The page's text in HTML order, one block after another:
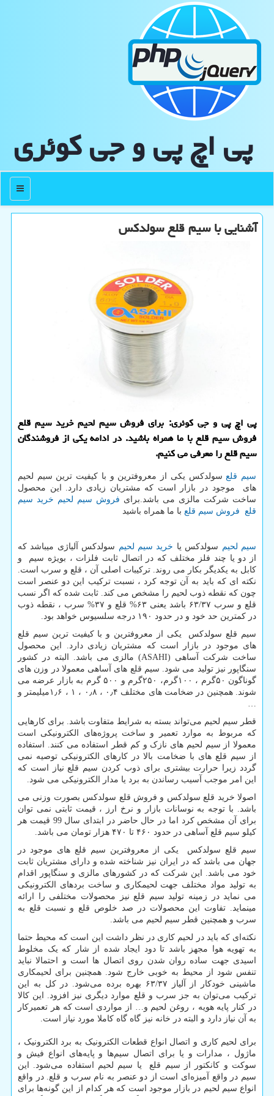
پی اچ پی و جی كوئری
منو
آشنایی با سیم قلع سولدكس
پی اچ پی و جی كوئری: برای فروش سیم لحیم خرید سیم قلع
فروش سیم قلع با ما همراه باشید. در ادامه یكی از فروشندگان
سیم قلع را معرفی می كنیم.
سیم قلعسولدکس یكی از معروفترین و با كیفیت ترین سیم لحیم
های موجود در بازار است كه مشتریان زیادی دارد. این محصول
ساخت شركت مالزی می باشد.برای فروش سیم لحیم خرید سیم
قلع فروش سیم قلع با ما همراه باشید
سیم لحیم سولدکس یا خرید سیم لحیم سولدکس آلیاژی میباشد که
از دو یا چند فلز مختلف که در اتصال ثابت فلزات ، بویژه سیم و
کابل به یکدیگر بکار می روند. ترکیبات اصلی آن ، قلع و سرب است.
نکته ای که باید به آن توجه کرد ، نسبت ترکیب این دو عنصر است
چون که نقطه ذوب لحیم را مشخص می کند. ثابت شده که اگر نسب
قلع و سرب ۶۳/۳۷ باشد یعنی ۶۳% قلع و ۳۷% سرب ، نقطه ذوب
در کمترین حد خود و در حدود ۱۹۰ درجه سلسیوس خواهد بود.
سیم قلع سولدکس یکی از معروفترین و با کیفیت ترین سیم قلع
های موجود در بازار است که مشتریان زیادی دارد. این محصول
ساخت شرکت آساهی (ASAHI) مالزی می باشد. البته در کشور
سنگاپور نیز تولید می شود. سیم قلع های آساهی معمولا در وزن های
گوناگون ۵۰گرم ، ۱۰۰گرم، ۲۵۰گرم و ۵۰۰ گرم به بازار عرضه می
شوند. همچنین در ضخامت های مختلف ۰٫۴ ، ۰٫۸ ، ۱ ، ۱٫۶میلیمتر و
…
قطر سیم لحیم می‌تواند بسته به شرایط متفاوت باشد. برای کارهایی
که مربوط به موارد تعمیر و ساخت پروژه‌های الکترونیکی است
معمولا از سیم لحیم های نازک و کم قطر استفاده می کنند. استفاده
از سیم قلع های با ضخامت بالا در کارهای الکترونیکی توصیه نمی
گردد زیرا حرارت بیشتری برای ذوب کردن سیم قلع نیاز است که
این امر موجب آسیب رساندن به برد یا مدار الکترونیکی می شود.
اصولا خرید قلع سولدکس و فروش قلع سولدکس بصورت وزنی می
باشد. با توجه به نوسانات بازار و نرخ ارز ، قیمت ثابتی نمی توان
برای آن مشخص کرد اما در حال حاضر در ابتدای سال 99 قیمت هر
کیلو سیم قلع آساهی در حدود ۴۶۰ تا ۴۷۰ هزار تومان می باشد.
سیم قلع سولدکس یکی از معروفترین سیم قلع های موجود در
جهان می باشد که در ایران نیز شناخته شده و دارای مشتریان ثابت
خود می باشد. این شرکت که در کشورهای مالزی و سنگاپور اقدام
به تولید مواد مختلف جهت لحیمکاری و ساخت بردهای الکترونیکی
می نماید در زمینه تولید سیم قلع نیز محصولات مختلفی را ارائه
مینماید. تفاوت این محصولات در صد خلوص قلع و نسبت قلع به
سرب و همچنین قطر سیم لحیم می باشد.
نکته‌ای که باید در لحیم‌ کاری در نظر داشت این است که محیط حتما
به تهویه هوا مجهز باشد تا دود ایجاد شده از شار که یک مخلوط
اسیدی جهت ساده روان شدن روی اتصال ها است و احتمالا نباید
تنفس شود از محیط به خوبی خارج شود. همچنین برای لحیمکاری
ماشینی خودکار از آلیاز ۶۳/۳۷ بهره برده می‌شود. در کل به این
ترکیب می‌توان به جز سرب و قلع موارد دیگری نیز افزود. این کالا
در کنار پایه هویه ، روغن لحیم و… از مواردی است که هر تعمیرکار
به آن نیاز دارد و البته در خانه نیز گاه گاه کاملا مورد نیاز است.
برای لحیم کاری و اتصال انواع قطعات الکترونیک به برد الکترونیک ،
ماژول ، مدارات و یا برای اتصال سیم‌ها و پایه‌های انواع فیش و
سوکت و کانکتور از سیم قلع یا سیم لحیم استفاده می‌شود. این
سیم در واقع آمیزه‌ای است از دو عنصر به نام سرب و قلع. در واقع
انواع سیم لحیم در بازار موجود است که هر کدام از این گونه‌ها برای